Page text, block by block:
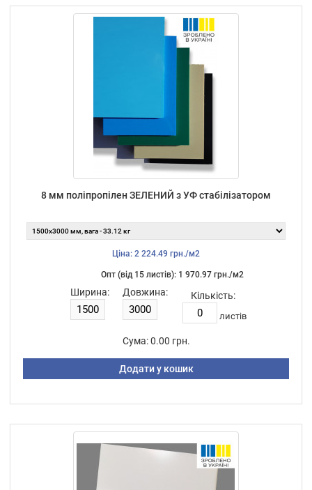
8 мм поліпропілен ЗЕЛЕНИЙ з УФ стабілізатором
Ціна: 2 224.49 грн./м2
Опт (від 15 листiв): 1 970.97 грн./м2
Ширина: Довжина: Кількість:
листiв
Сума: 0.00 грн.
Додати у кошик